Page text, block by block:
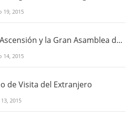
19, 2015
y la Gran Asamblea d...
14, 2015
de Visita del Extranjero
2015